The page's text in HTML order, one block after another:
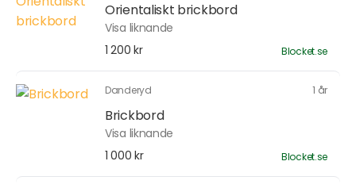
Orientaliskt brickbord
Visa liknande
1 200 kr
Blocket.se
Danderyd 1 år
Brickbord
Visa liknande
1 000 kr
Blocket.se